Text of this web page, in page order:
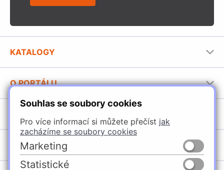
Souhlas se soubory cookies
Pro více informací si můžete přečíst jak
zacházíme se soubory cookies
Marketing
Statistické
KATALOGY
Stavební katalog Häfele
Brožury Häfele
O PORTÁLU
Provozovatel portálu
Jak používat portál
Úchytky
Nábytkové kování
Vybavení kuchyní
POBOČKY
Špačince